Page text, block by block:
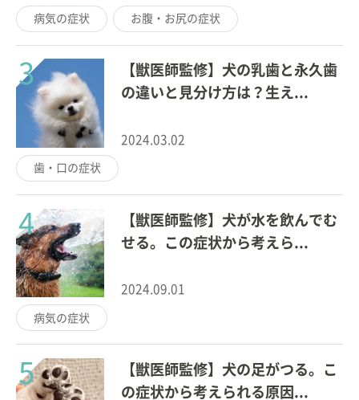
病気の症状 お腹・お尻の症状
3
【獣医師監修】犬の乳歯と永久歯
の違いと見分け方は？生え...
2024.03.02
歯・口の症状
4
【獣医師監修】犬が水を飲んでむ
せる。この症状から考えら...
2024.09.01
病気の症状
5
【獣医師監修】犬の足がつる。こ
の症状から考えられる原因...